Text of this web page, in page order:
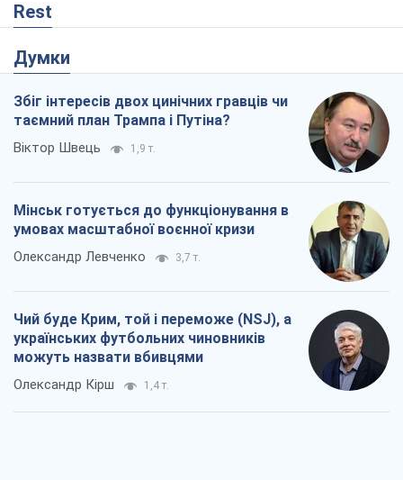
Rest
Думки
Збіг інтересів двох цинічних гравців чи
таємний план Трампа і Путіна?
Віктор Швець 1,9 т.
Мінськ готується до функціонування в
умовах масштабної воєнної кризи
Олександр Левченко 3,7 т.
Чий буде Крим, той і переможе (NSJ), а
українських футбольних чиновників
можуть назвати вбивцями
Олександр Кірш 1,4 т.